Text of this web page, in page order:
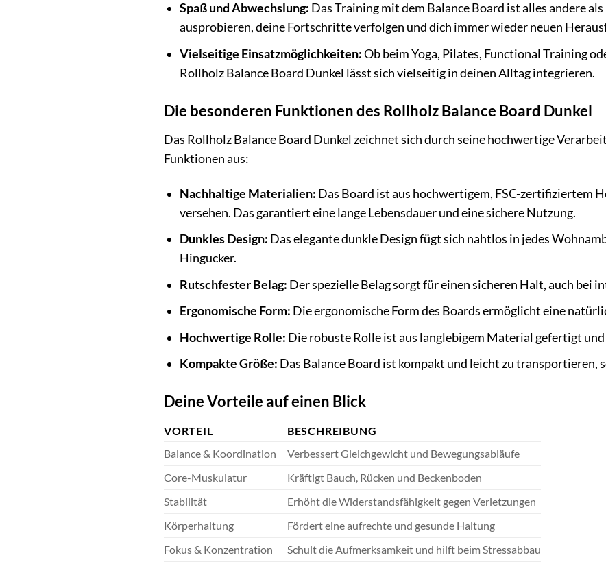
Spaß und Abwechslung: Das Training mit dem Balance Board ist alles andere
ausprobieren, deine Fortschritte verfolgen und dich immer wieder neuen
Vielseitige Einsatzmöglichkeiten:Ob beim Yoga, Pilates, Functional Training
Rollholz Balance Board Dunkel lässt sich vielseitig in deinen Alltag integrieren.
Die besonderen Funktionen des Rollholz Balance Board Dunkel
Das Rollholz Balance Board Dunkel zeichnet sich durch seine hochwertige
Funktionen aus:
Nachhaltige Materialien: Das Board ist aus hochwertigem, FSC-zertifiziertem
versehen. Das garantiert eine lange Lebensdauer und eine sichere Nutzung.
Dunkles Design: Das elegante dunkle Design fügt sich nahtlos in jedes
Hingucker.
Rutschfester Belag: Der spezielle Belag sorgt für einen sicheren Halt, auch bei
Ergonomische Form: Die ergonomische Form des Boards ermöglicht eine
Hochwertige Rolle: Die robuste Rolle ist aus langlebigem Material gefertigt
Kompakte Größe: Das Balance Board ist kompakt und leicht zu transportieren,
Deine Vorteile auf einen Blick
VORTEIL
BESCHREIBUNG
Balance & Koordination
Verbessert Gleichgewicht und Bewegungsabläufe
Core-Muskulatur
Kräftigt Bauch, Rücken und Beckenboden
Stabilität
Erhöht die Widerstandsfähigkeit gegen Verletzungen
Körperhaltung
Fördert eine aufrechte und gesunde Haltung
Fokus & Konzentration
Schult die Aufmerksamkeit und hilft beim Stressabbau